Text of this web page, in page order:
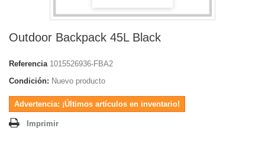
Outdoor Backpack 45L Black
Referencia 1015526936-FBA2
Condición: Nuevo producto
Advertencia: ¡Últimos artículos en inventario!
Imprimir